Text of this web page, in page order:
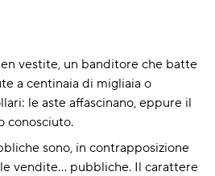
vestite, un banditore che batte
a centinaia di migliaia o
le aste affascinano, eppure il
conosciuto.
sono, in contrapposizione
vendite… pubbliche. Il carattere